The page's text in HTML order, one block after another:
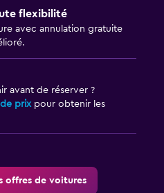
flexibilité
avec annulation gratuite
avant de réserver ?
prixpour obtenir les
offres de voitures